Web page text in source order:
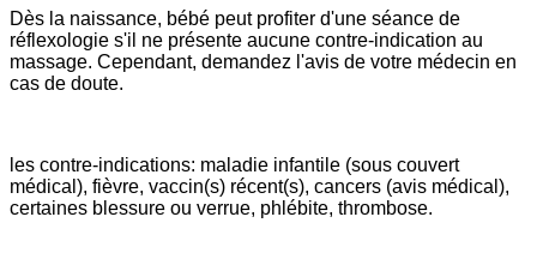
Dès la naissance, bébé peut profiter d'une séance de
réflexologie s'il ne présente aucune contre-indication au
massage. Cependant, demandez l'avis de votre médecin en
cas de doute.
les contre-indications: maladie infantile (sous couvert
médical), fièvre, vaccin(s) récent(s), cancers (avis médical),
certaines blessure ou verrue, phlébite, thrombose.